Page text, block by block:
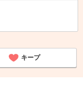
キープ